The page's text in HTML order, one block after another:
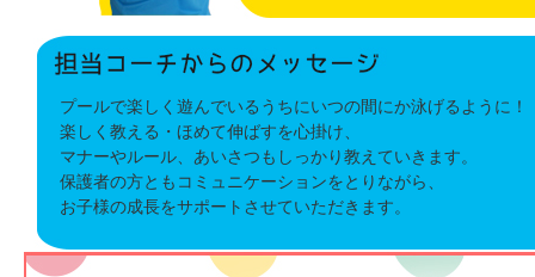
プールで楽しく遊んでいるうちにいつの間にか泳げるように！
楽しく教える・ほめて伸ばすを心掛け、
マナーやルール、あいさつもしっかり教えていきます。
保護者の方ともコミュニケーションをとりながら、
お子様の成長をサポートさせていただきます。